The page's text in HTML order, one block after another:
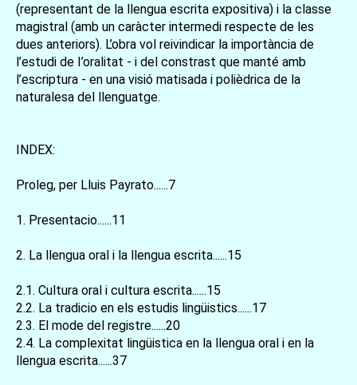
(representant de la llengua escrita expositiva) i la classe
magistral (amb un caràcter intermedi respecte de les
dues anteriors). L’obra vol reivindicar la importància de
l’estudi de I’oralitat - i del constrast que manté amb
l’escriptura - en una visió matisada i polièdrica de la
naturalesa del llenguatge.
INDEX:
Proleg, per Lluis Payrato......7
1. Presentacio......11
2. La llengua oral i la llengua escrita......15
2.1. Cultura oral i cultura escrita......15
2.2. La tradicio en els estudis lingüistics......17
2.3. El mode del registre......20
2.4. La complexitat lingüistica en la llengua oral i en la
llengua escrita......37